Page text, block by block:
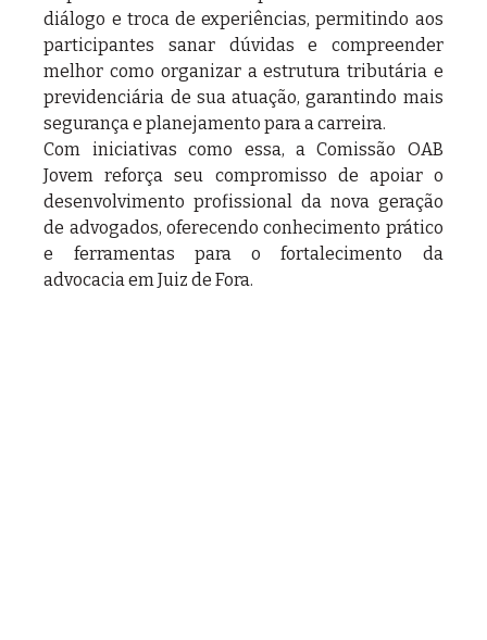
diálogo e troca de experiências, permitindo aos
participantes sanar dúvidas e compreender
melhor como organizar a estrutura tributária e
previdenciária de sua atuação, garantindo mais
segurança e planejamento para a carreira.
Com iniciativas como essa, a Comissão OAB
Jovem reforça seu compromisso de apoiar o
desenvolvimento profissional da nova geração
de advogados, oferecendo conhecimento prático
e ferramentas para o fortalecimento da
advocacia em Juiz de Fora.